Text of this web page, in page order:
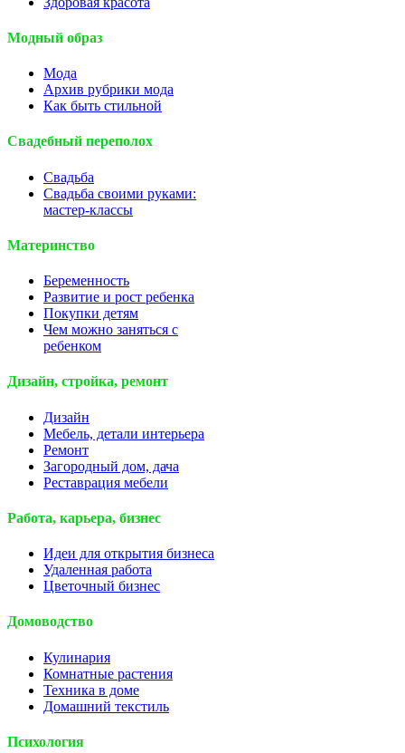
Модный образ
Мода
Архив рубрики мода
Как быть стильной
Свадебный переполох
Свадьба
Свадьба своими руками:
мастер-классы
Материнство
Беременность
Развитие и рост ребенка
Покупки детям
Чем можно заняться с
ребенком
Дизайн, стройка, ремонт
Дизайн
Мебель, детали интерьера
Ремонт
Загородный дом, дача
Реставрация мебели
Работа, карьера, бизнес
Идеи для открытия бизнеса
Удаленная работа
Цветочный бизнес
Домоводство
Кулинария
Комнатные растения
Техника в доме
Домашний текстиль
Психология